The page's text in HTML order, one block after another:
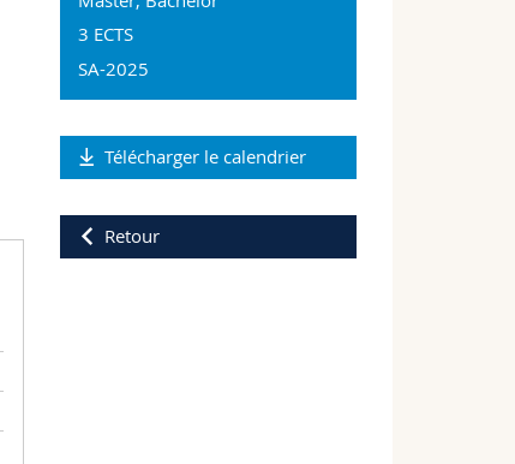
3 ECTS
SA-2025
Télécharger le calendrier
Retour